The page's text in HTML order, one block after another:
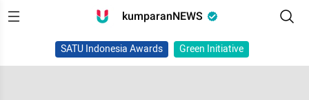
kumparanNEWS
SATU Indonesia Awards Green Initiative